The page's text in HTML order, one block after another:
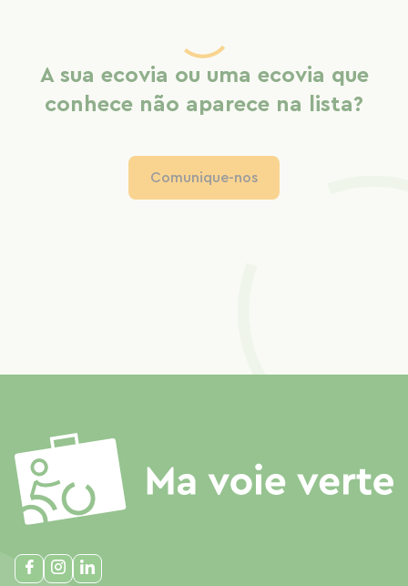
A sua ecovia ou uma ecovia que
conhece não aparece na lista?
Comunique-nos